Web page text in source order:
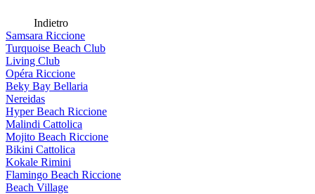
Indietro
Samsara Riccione
Turquoise Beach Club
Living Club
Opéra Riccione
Beky Bay Bellaria
Nereidas
Hyper Beach Riccione
Malindi Cattolica
Mojito Beach Riccione
Bikini Cattolica
Kokale Rimini
Flamingo Beach Riccione
Beach Village